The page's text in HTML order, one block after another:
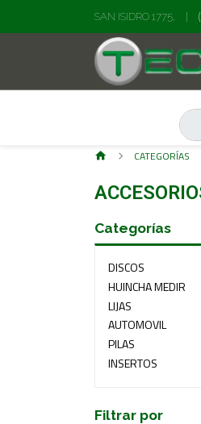
SAN ISIDRO 1775,
CATEGORÍAS
Categorías
DISCOS
HUINCHA MEDIR
LIJAS
AUTOMOVIL
PILAS
INSERTOS
Filtrar por